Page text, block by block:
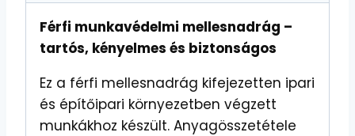
Férfi munkavédelmi mellesnadrág –
tartós, kényelmes és biztonságos
Ez a férfi mellesnadrág kifejezetten ipari
és építőipari környezetben végzett
munkákhoz készült. Anyagösszetétele